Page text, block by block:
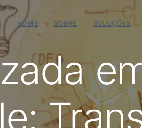
HOME SOBRE SOLUÇÕES